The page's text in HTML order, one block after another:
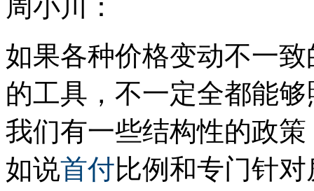
周小川：
如果各种价格变动不一
的工具，不一定全都能
我们有一些结构性的政
如说首付比例和专门针